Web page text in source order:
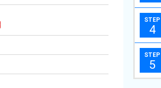
STEP
4
STEP
5